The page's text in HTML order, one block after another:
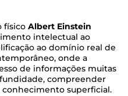
físico Albert Einstein
intelectual ao
ao domínio real de
onde a
de informações muitas
compreender
superficial.